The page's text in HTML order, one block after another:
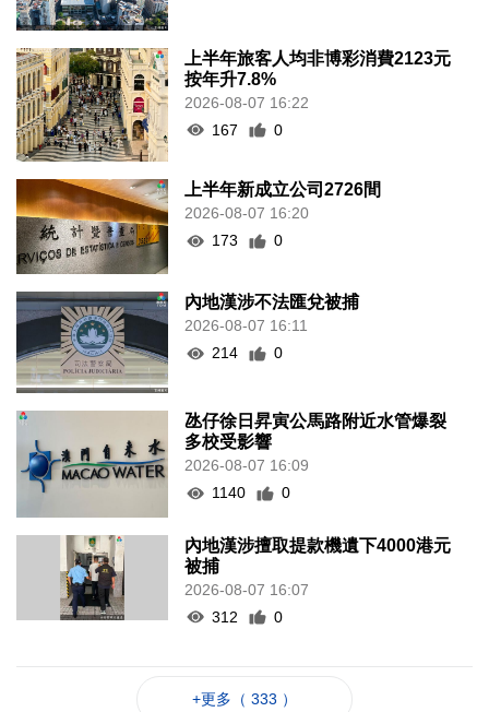
上半年旅客人均非博彩消費2123元
按年升7.8%
2026-08-07 16:22
167
0
上半年新成立公司2726間
2026-08-07 16:20
173
0
內地漢涉不法匯兌被捕
2026-08-07 16:11
214
0
氹仔徐日昇寅公馬路附近水管爆裂
多校受影響
2026-08-07 16:09
1140
0
內地漢涉擅取提款機遺下4000港元
被捕
2026-08-07 16:07
312
0
+更多（ 333 ）